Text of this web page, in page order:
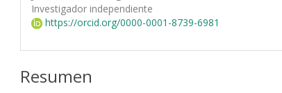
Investigador independiente
https://orcid.org/0000-0001-8739-6981
Resumen